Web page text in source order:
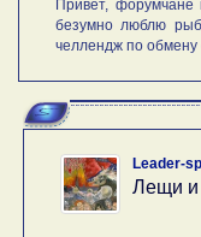
Привет,
безумно люблю
челлендж по обмену
Leader-
Лещи и